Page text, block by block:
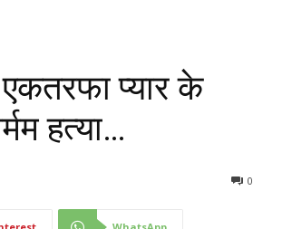
प्यार के
हत्या…
0